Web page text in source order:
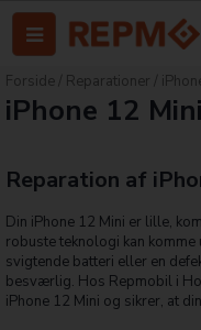
Forside Reparationer
iPhone 12 Mini
Reparation af
Din iPhone 12 Mini er lille,
robuste teknologi kan
svigtende batteri eller en
besværlig. Hos Repmobil i
iPhone 12 Mini og sikrer, at